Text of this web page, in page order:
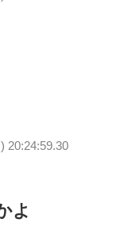
20:24:59.30
よ